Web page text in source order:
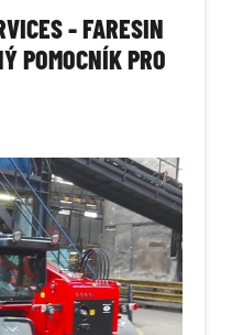
- FARESIN
POMOCNÍK PRO